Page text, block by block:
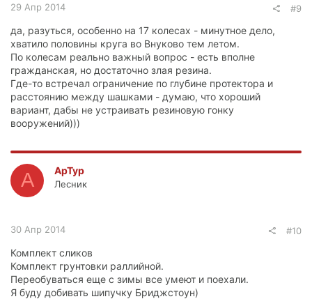
29 Апр 2014 #9
да, разуться, особенно на 17 колесах - минутное дело,
хватило половины круга во Внуково тем летом.
По колесам реально важный вопрос - есть вполне
гражданская, но достаточно злая резина.
Где-то встречал ограничение по глубине протектора и
расстоянию между шашками - думаю, что хороший
вариант, дабы не устраивать резиновую гонку
вооружений)))
A ApTyp
Лесник
30 Апр 2014 #10
Комплект сликов
Комплект грунтовки раллийной.
Переобуваться еще с зимы все умеют и поехали.
Я буду добивать шипучку Бриджстоун)